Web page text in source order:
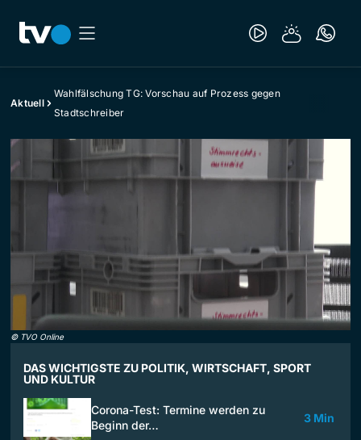
Aktuell
Wahlfälschung TG: Vorschau auf Prozess gegen
Stadtschreiber
© TVO Online
DAS WICHTIGSTE ZU POLITIK, WIRTSCHAFT, SPORT
UND KULTUR
Corona-Test: Termine werden zu
Beginn der…
3 Min